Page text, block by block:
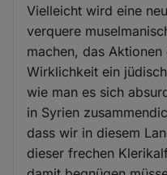
Vielleicht wird eine
verquere
machen, das
Wirklichkeit ein
wie man es sich
in Syrien
dass wir in diesem
dieser frechen